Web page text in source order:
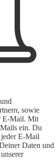
sowie
E-Mail. Mit
ein. Du
E-Mail
Daten und